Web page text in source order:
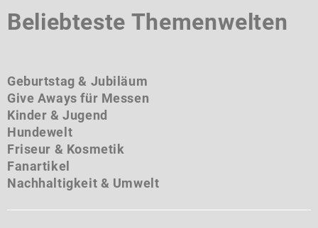
Beliebteste Themenwelten
Geburtstag & Jubiläum
Give Aways für Messen
Kinder & Jugend
Hundewelt
Friseur & Kosmetik
Fanartikel
Nachhaltigkeit & Umwelt